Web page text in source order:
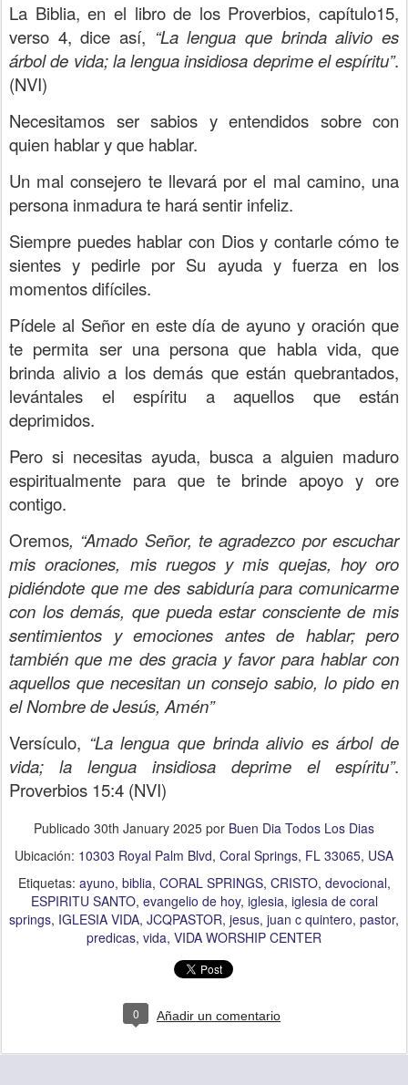
La Biblia, en el libro de los Proverbios, capítulo15,
verso 4, dice así, “La lengua que brinda alivio es
árbol de vida; la lengua insidiosa deprime el espíritu”.
(NVI)
Necesitamos ser sabios y entendidos sobre con
quien hablar y que hablar.
Un mal consejero te llevará por el mal camino, una
persona inmadura te hará sentir infeliz.
Siempre puedes hablar con Dios y contarle cómo te
sientes y pedirle por Su ayuda y fuerza en los
momentos difíciles.
Pídele al Señor en este día de ayuno y oración que
te permita ser una persona que habla vida, que
brinda alivio a los demás que están quebrantados,
levántales el espíritu a aquellos que están
deprimidos.
Pero si necesitas ayuda, busca a alguien maduro
espiritualmente para que te brinde apoyo y ore
contigo.
Oremos, “Amado Señor, te agradezco por escuchar
mis oraciones, mis ruegos y mis quejas, hoy oro
pidiéndote que me des sabiduría para comunicarme
con los demás, que pueda estar consciente de mis
sentimientos y emociones antes de hablar; pero
también que me des gracia y favor para hablar con
aquellos que necesitan un consejo sabio, lo pido en
el Nombre de Jesús, Amén”
Versículo, “La lengua que brinda alivio es árbol de
vida; la lengua insidiosa deprime el espíritu”.
Proverbios 15:4 (NVI)
Publicado 30th January 2025 por Buen Dia Todos Los Dias
Ubicación: 10303 Royal Palm Blvd, Coral Springs, FL 33065, USA
Etiquetas: ayuno biblia CORAL SPRINGS CRISTO devocional
ESPIRITU SANTO evangelio de hoy iglesia iglesia de coral
springs IGLESIA VIDA JCQPASTOR jesus juan c quintero pastor
predicas vida VIDA WORSHIP CENTER
0 Añadir un comentario